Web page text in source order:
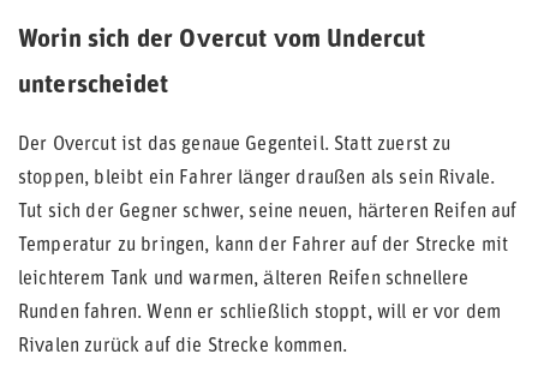
Worin sich der Overcut vom Undercut
unterscheidet
Der Overcut ist das genaue Gegenteil. Statt zuerst zu
stoppen, bleibt ein Fahrer länger draußen als sein Rivale.
Tut sich der Gegner schwer, seine neuen, härteren Reifen auf
Temperatur zu bringen, kann der Fahrer auf der Strecke mit
leichterem Tank und warmen, älteren Reifen schnellere
Runden fahren. Wenn er schließlich stoppt, will er vor dem
Rivalen zurück auf die Strecke kommen.